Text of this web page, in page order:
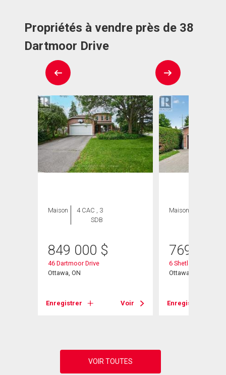
Propriétés à vendre près de 38
Dartmoor Drive
Maison
4 CAC , 3
SDB
849 000 $
46 Dartmoor Drive
Ottawa, ON
Enregistrer Voir
Maison
769 000
6 Shetland Way
Ottawa, ON
Enregistrer